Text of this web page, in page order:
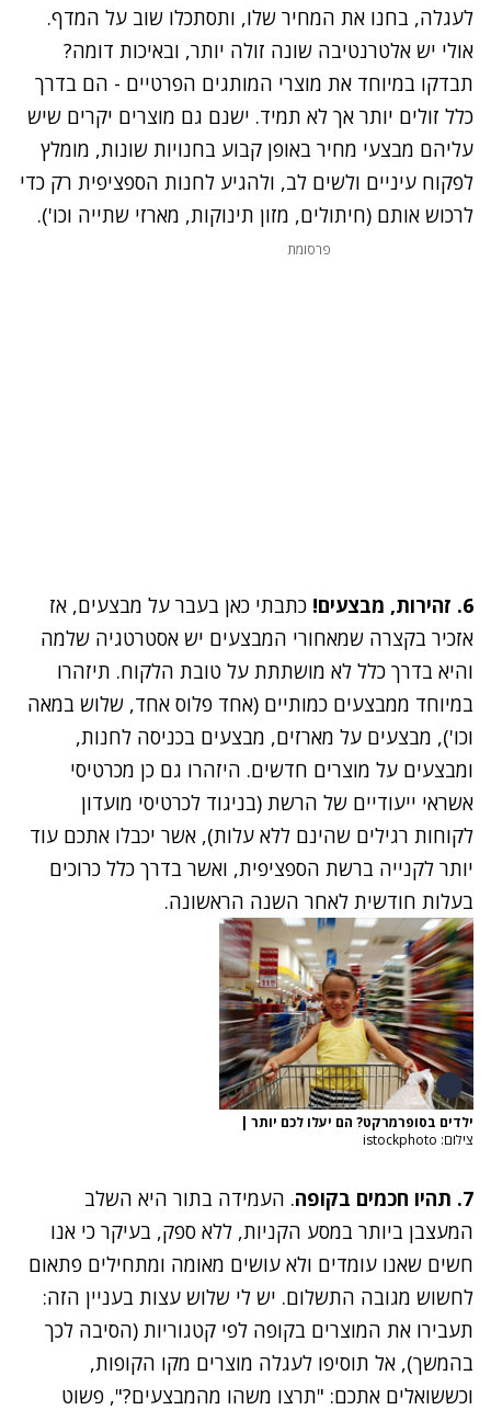
לעגלה, בחנו את המחיר שלו, ותסתכלו שוב על המדף.
אולי יש אלטרנטיבה שונה זולה יותר, ובאיכות דומה?
תבדקו במיוחד את מוצרי המותגים הפרטיים - הם בדרך
כלל זולים יותר אך לא תמיד. ישנם גם מוצרים יקרים שיש
עליהם מבצעי מחיר באופן קבוע בחנויות שונות, מומלץ
לפקוח עיניים ולשים לב, ולהגיע לחנות הספציפית רק כדי
לרכוש אותם (חיתולים, מזון תינוקות, מארזי שתייה וכו').
פרסומת
6. זהירות, מבצעים! כתבתי כאן בעבר על מבצעים, אז
אזכיר בקצרה שמאחורי המבצעים יש אסטרטגיה שלמה
והיא בדרך כלל לא מושתתת על טובת הלקוח. תיזהרו
במיוחד ממבצעים כמותיים (אחד פלוס אחד, שלוש במאה
וכו'), מבצעים על מארזים, מבצעים בכניסה לחנות,
ומבצעים על מוצרים חדשים. היזהרו גם כן מכרטיסי
אשראי ייעודיים של הרשת (בניגוד לכרטיסי מועדון
לקוחות רגילים שהינם ללא עלות), אשר יכבלו אתכם עוד
יותר לקנייה ברשת הספציפית, ואשר בדרך כלל כרוכים
בעלות חודשית לאחר השנה הראשונה.
ילדים בסופרמרקט? הם יעלו לכם יותר |
צילום: istockphoto
7. תהיו חכמים בקופה
. העמידה בתור היא השלב
המעצבן ביותר במסע הקניות, ללא ספק, בעיקר כי אנו
חשים שאנו עומדים ולא עושים מאומה ומתחילים פתאום
לחשוש מגובה התשלום. יש לי שלוש עצות בעניין הזה:
תעבירו את המוצרים בקופה לפי קטגוריות (הסיבה לכך
בהמשך), אל תוסיפו לעגלה מוצרים מקו הקופות,
וכששואלים אתכם: "תרצו משהו מהמבצעים?", פשוט